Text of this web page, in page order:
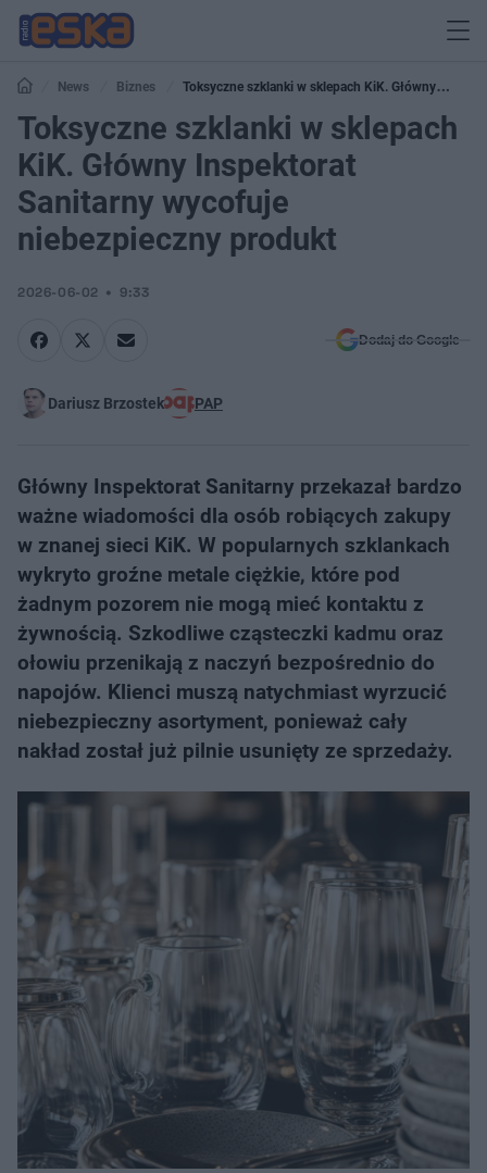
News Biznes
Toksyczne szklanki w sklepach KiK. Główny
Inspektorat Sanitarny wycofuje niebezpieczny produkt
Toksyczne szklanki w sklepach
KiK. Główny Inspektorat
Sanitarny wycofuje
niebezpieczny produkt
2026-06-02 9:33
Dodaj do Google
Dariusz Brzostek PAP
Główny Inspektorat Sanitarny przekazał bardzo
ważne wiadomości dla osób robiących zakupy
w znanej sieci KiK. W popularnych szklankach
wykryto groźne metale ciężkie, które pod
żadnym pozorem nie mogą mieć kontaktu z
żywnością. Szkodliwe cząsteczki kadmu oraz
ołowiu przenikają z naczyń bezpośrednio do
napojów. Klienci muszą natychmiast wyrzucić
niebezpieczny asortyment, ponieważ cały
nakład został już pilnie usunięty ze sprzedaży.